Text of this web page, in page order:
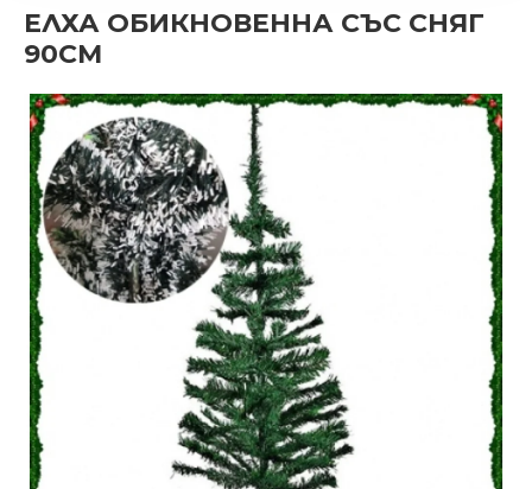
ЕЛХА ОБИКНОВЕННА СЪС СНЯГ
90СМ